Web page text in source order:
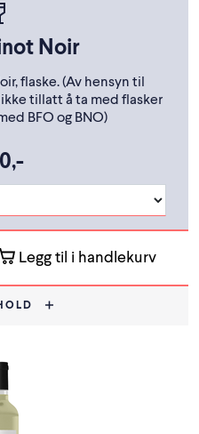
Noir
flaske. (Av hensyn til
tillatt å ta med flasker
BFO og BNO)
Legg til i handlekurv